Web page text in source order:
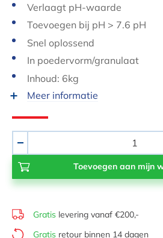
Verlaagt pH-waarde
Toevoegen bij pH > 7.6 pH
Snel oplossend
In poedervorm/granulaat
Inhoud: 6kg
Meer informatie
Gratis levering vanaf €200,-
Gratis retour binnen 14 dagen